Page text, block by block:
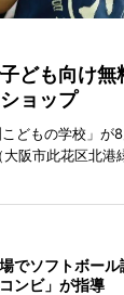
ども向け無
ョップ
どもの学校」が
阪市此花区北港
でソフトボー
ンビ」が指導